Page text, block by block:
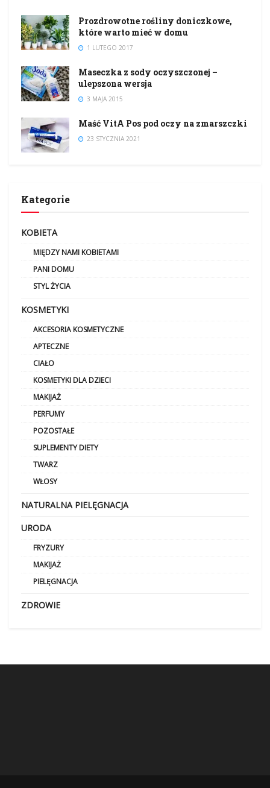
Prozdrowotne rośliny doniczkowe,
które warto mieć w domu
1 LUTEGO 2017
Maseczka z sody oczyszczonej –
ulepszona wersja
3 MAJA 2015
Maść VitA Pos pod oczy na zmarszczki
23 STYCZNIA 2021
Kategorie
KOBIETA
MIĘDZY NAMI KOBIETAMI
PANI DOMU
STYL ŻYCIA
KOSMETYKI
AKCESORIA KOSMETYCZNE
APTECZNE
CIAŁO
KOSMETYKI DLA DZIECI
MAKIJAŻ
PERFUMY
POZOSTAŁE
SUPLEMENTY DIETY
TWARZ
WŁOSY
NATURALNA PIELĘGNACJA
URODA
FRYZURY
MAKIJAŻ
PIELĘGNACJA
ZDROWIE